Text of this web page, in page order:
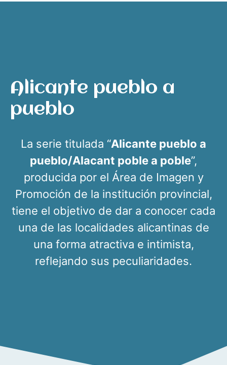
Alicante pueblo a
pueblo
La serie titulada “Alicante pueblo a
pueblo/Alacant poble a poble”,
producida por el Área de Imagen y
Promoción de la institución provincial,
tiene el objetivo de dar a conocer cada
una de las localidades alicantinas de
una forma atractiva e intimista,
reflejando sus peculiaridades.